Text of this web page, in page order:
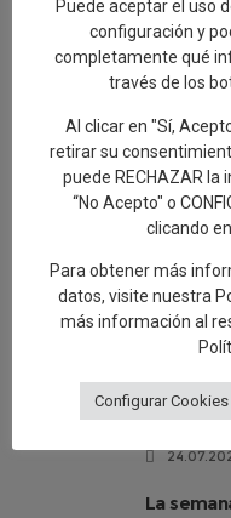
hacen
Talavera
Éxito de
el
La
Puede aceptar el uso
configuración y
completamente qué
través de los
Al clicar en "Sí,
retirar su
puede RECHAZAR la
“No Acepto" o
clicando
Para obtener más
datos, visite nuestra
más información al
Configurar Cookies